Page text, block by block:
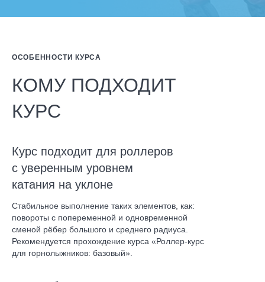
ОСОБЕННОСТИ КУРСА
КОМУ ПОДХОДИТ
КУРС
Курс подходит для роллеров
с уверенным уровнем
катания на уклоне
Стабильное выполнение таких элементов, как:
повороты с попеременной и одновременной
сменой рёбер большого и среднего радиуса.
Рекомендуется прохождение курса «Роллер-курс
для горнолыжников: базовый».